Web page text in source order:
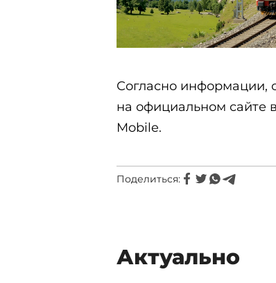
Согласно информации,
на официальном сайте
Mobile.
Поделиться:
Актуально